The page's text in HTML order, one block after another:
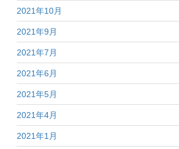
2021年10月
2021年9月
2021年7月
2021年6月
2021年5月
2021年4月
2021年1月